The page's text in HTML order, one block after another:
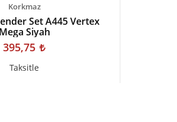
Korkmaz
Set A445 Vertex
Mega Siyah
395,75
Taksitle